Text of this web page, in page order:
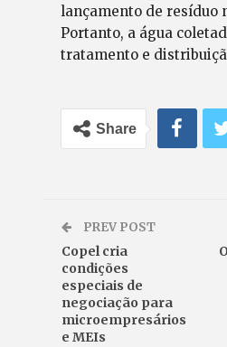
lançamento de resíduo
Portanto, a água
tratamento e
Share
PREV POST
Copel cria
condições
especiais de
negociação para
microempresários
e MEIs